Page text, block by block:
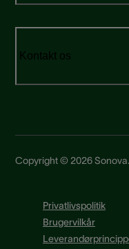
Kontakt os
Copyright © 2026
Privatlivspolitik
Brugervilkår